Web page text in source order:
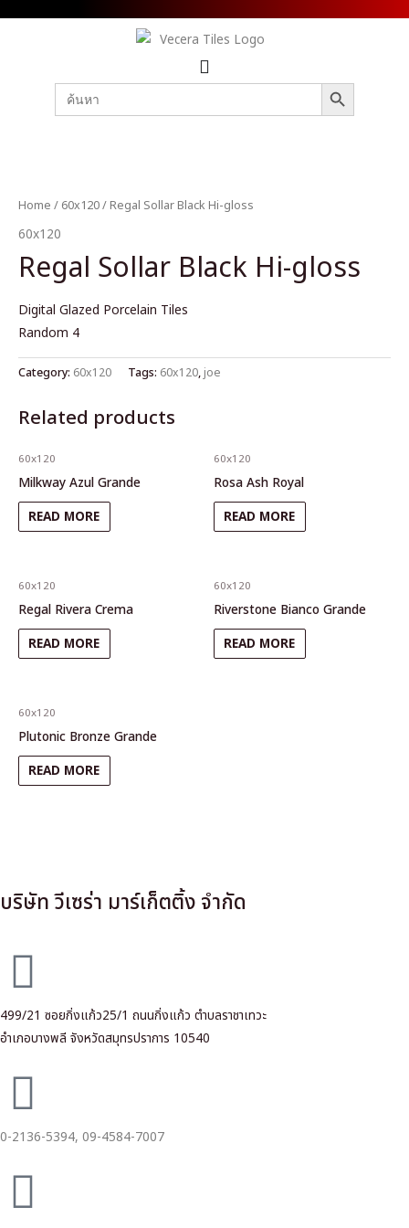
Search
for:
SEARCH BUTTON
Home / 60x120/ Regal Sollar Black Hi-gloss
60x120
Regal Sollar Black Hi-gloss
Digital Glazed Porcelain Tiles
Random 4
Category: 60x120 Tags: 60x120,joe
Related products
60x120
Milkway Azul Grande
READ MORE
60x120
Rosa Ash Royal
READ MORE
60x120
Regal Rivera Crema
READ MORE
60x120
Riverstone Bianco Grande
READ MORE
60x120
Plutonic Bronze Grande
READ MORE
บริษัท วีเซร่า มาร์เก็ตติ้ง จำกัด
499/21 ซอยกิ่งแก้ว25/1 ถนนกิ่งแก้ว ตำบลราชาเทวะ
อำเภอบางพลี จังหวัดสมุทรปราการ 10540
0-2136-5394, 09-4584-7007